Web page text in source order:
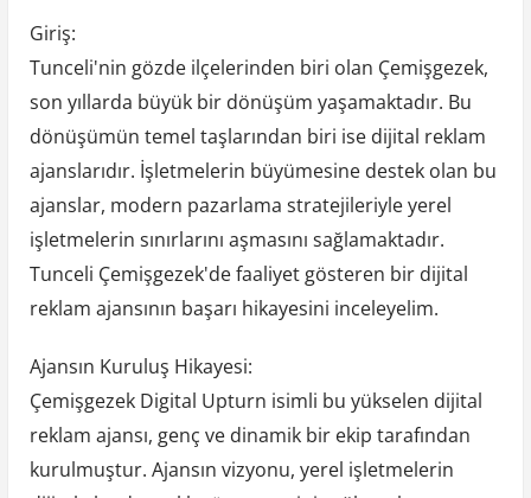
Giriş:
Tunceli'nin gözde ilçelerinden biri olan Çemişgezek,
son yıllarda büyük bir dönüşüm yaşamaktadır. Bu
dönüşümün temel taşlarından biri ise dijital reklam
ajanslarıdır. İşletmelerin büyümesine destek olan bu
ajanslar, modern pazarlama stratejileriyle yerel
işletmelerin sınırlarını aşmasını sağlamaktadır.
Tunceli Çemişgezek'de faaliyet gösteren bir dijital
reklam ajansının başarı hikayesini inceleyelim.
Ajansın Kuruluş Hikayesi:
Çemişgezek Digital Upturn isimli bu yükselen dijital
reklam ajansı, genç ve dinamik bir ekip tarafından
kurulmuştur. Ajansın vizyonu, yerel işletmelerin